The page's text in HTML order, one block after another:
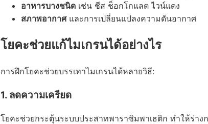
อาหารบางชนิด เช่น ชีส ช็อกโกแลต ไวน์แดง
สภาพอากาศและการเปลี่ยนแปลงความดันอากาศ
โยคะช่วยแก้ไมเกรนได้อย่างไร
การฝึกโยคะช่วยบรรเทาไมเกรนได้หลายวิธี:
1. ลดความเครียด
โยคะช่วยกระตุ้นระบบประสาทพาราซิมพาเธติก ทำให้ร่า